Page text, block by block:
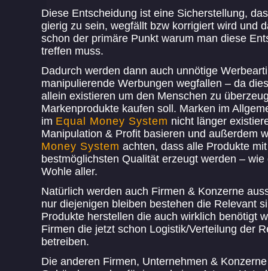
Diese Entscheidung ist eine Sicherstellung,
gierig zu sein, wegfällt bzw korrigiert wird und
schon der primäre Punkt warum man diese
treffen muss.
Dadurch werden dann auch unnötige
manipulierende Werbungen wegfallen – da
allein existieren um den Menschen zu
Markenprodukte kaufen soll. Marken im
im Equal Money System nicht länger
Manipulation & Profit basieren und außerdem
Money System achten, dass alle Produkte
bestmöglichsten Qualität erzeugt werden – wie
Wohle aller.
Natürlich werden auch Firmen & Konzerne
nur diejenigen bleiben bestehen die Relevant
Produkte herstellen die auch wirklich benötigt
Firmen die jetzt schon Logistik/Verteilung der
betreiben.
Die anderen Firmen, Unternehmen &